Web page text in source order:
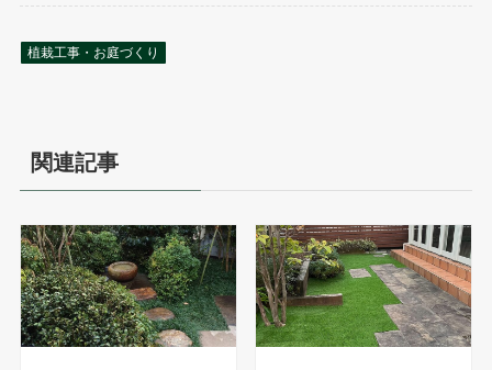
植栽工事・お庭づくり
関連記事